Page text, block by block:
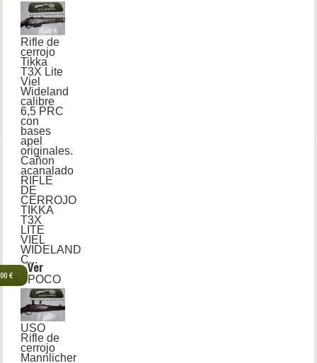
Rifle de
cerrojo
Tikka
T3X Lite
Viel
Wideland
calibre
6,5 PRC
con
bases
apel
originales.
Cañon
acanalado
RIFLE
DE
CERROJO
TIKKA
T3X
LITE
VIEL
WIDELAND
C...
€
Ver
POCO
USO
Rifle de
cerrojo
Mannlicher